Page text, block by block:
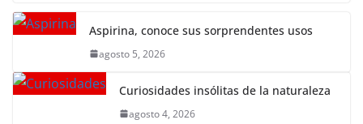
Aspirina, conoce sus sorprendentes usos
agosto 5, 2026
Curiosidades insólitas de la naturaleza
agosto 4, 2026